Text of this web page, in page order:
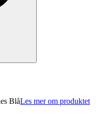
BlåLes mer om produktet